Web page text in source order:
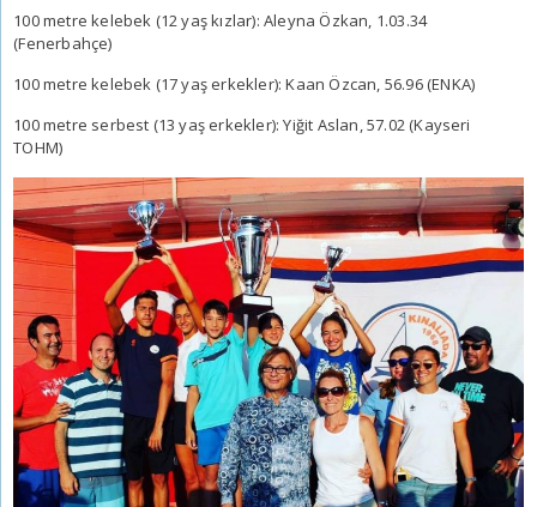
100 metre kelebek (12 yaş kızlar): Aleyna Özkan, 1.03.34
(Fenerbahçe)
100 metre kelebek (17 yaş erkekler): Kaan Özcan, 56.96 (ENKA)
100 metre serbest (13 yaş erkekler): Yiğit Aslan, 57.02 (Kayseri
TOHM)